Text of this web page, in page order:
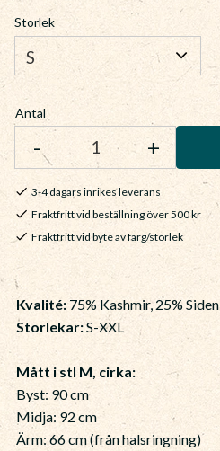
Storlek
Antal
+
-
3-4 dagars inrikes leverans
Fraktfritt vid beställning över 500 kr
Fraktfritt vid byte av färg/storlek
Kvalité: 75% Kashmir, 25% Siden
Storlekar:S-XXL
Mått i stl M, cirka:
Byst: 90 cm
Midja: 92 cm
Ärm: 66 cm (från halsringning)